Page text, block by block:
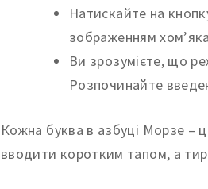
Натискайте на
зображенням
Ви зрозумієте, що
Розпочинайте
Кожна буква в азбуці Морзе –
вводити коротким тапом, а